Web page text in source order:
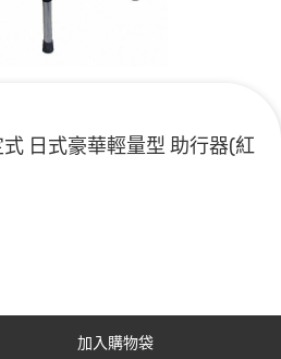
式 日式豪華輕量型 助行器(紅
加入購物袋